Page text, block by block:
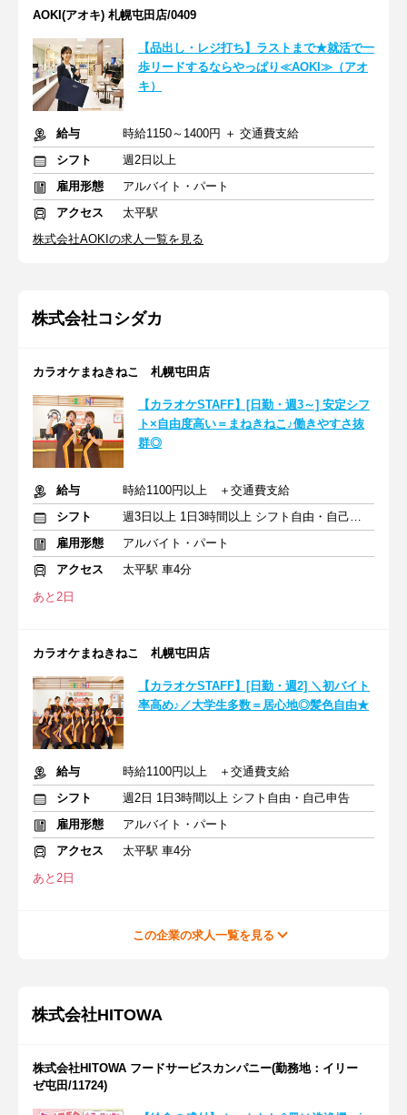
AOKI(アオキ) 札幌屯田店/0409
【品出し・レジ打ち】ラストまで★就活で一
歩リードするならやっぱり≪AOKI≫（アオ
キ）
給与
時給1150～1400円 ＋ 交通費支給
シフト
週2日以上
雇用形態
アルバイト・パート
アクセス
太平駅
株式会社AOKIの求人一覧を見る
株式会社コシダカ
カラオケまねきねこ 札幌屯田店
【カラオケSTAFF】[日勤・週3～] 安定シフ
ト×自由度高い＝まねきねこ♪働きやすさ抜
群◎
給与
時給1100円以上 ＋交通費支給
シフト
週3日以上 1日3時間以上 シフト自由・自己申告
雇用形態
アルバイト・パート
アクセス
太平駅 車4分
あと2日
カラオケまねきねこ 札幌屯田店
【カラオケSTAFF】[日勤・週2] ＼初バイト
率高め♪／大学生多数＝居心地◎髪色自由★
給与
時給1100円以上 ＋交通費支給
シフト
週2日 1日3時間以上 シフト自由・自己申告
雇用形態
アルバイト・パート
アクセス
太平駅 車4分
あと2日
この企業の求人一覧を見る
株式会社HITOWA
株式会社HITOWA フードサービスカンパニー(勤務地：イリー
ゼ屯田/11724)